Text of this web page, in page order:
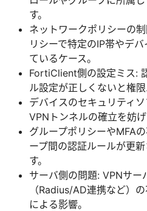
す。
ネットワークポリシーの
リシーで特定のIP帯やデ
ているケース。
FortiClient側の設定ミス:
ル設定が正しくないと権限
デバイスのセキュリティ
VPNトンネルの確立を妨げ
グループポリシーやMFA
ープ間の認証ルールが更
す。
サーバ側の問題: VPNサー
（Radius/AD連携など）
による影響。